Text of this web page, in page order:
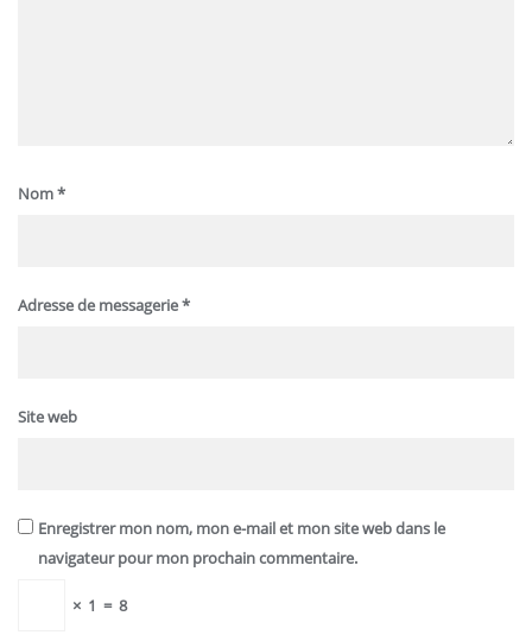
Nom*
Adresse de messagerie*
Site web
Enregistrer mon nom, mon e-mail et mon site web dans le
navigateur pour mon prochain commentaire.
× 1 = 8